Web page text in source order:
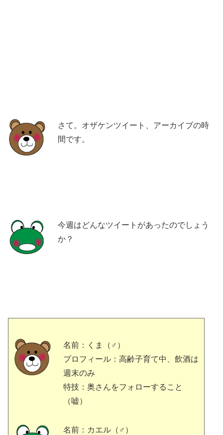
さて。オザケンツイート、アーカイブの時
間です。
今週はどんなツイートがあったのでしょう
か？
名前：くま（♂）
プロフィール：高齢子育て中、飲酒は
週末のみ
特技：奥さんをフォローすること
（嘘）
名前：カエル（♂）